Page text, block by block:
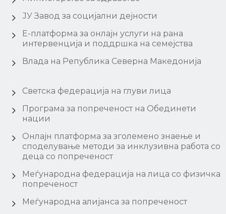
ЈУ Завод за социјални дејности
Е-платформа за онлајн услуги на рана
интервенција и поддршка на семејства
Влада на Република Северна Македонија
Светска федерација на глуви лица
Програма за попреченост на Обединети
нации
Онлајн платформа за зголемено знаење и
споделување методи за инклузивна работа со
деца со попреченост
Меѓународна федерација на лица со физичка
попреченост
Меѓународна алијанса за попреченост